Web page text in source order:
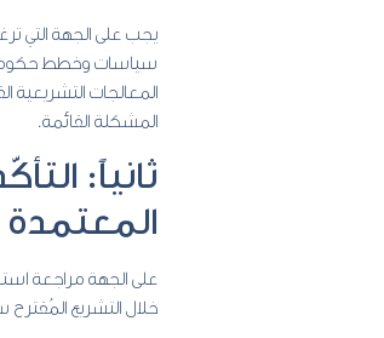
يجب على الجهة التي
سياسات وخطط حكومية
المعالجات التشريعية
المشكلة القائمة.
ثانياً:
المعتمدة
على الجهة مراجعة
خلال التشريع المُقترح